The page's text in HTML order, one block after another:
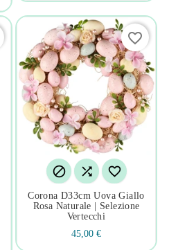
  
Corona D33cm Uova Giallo
Rosa Naturale | Selezione
Vertecchi
45,00 €
favorite_border